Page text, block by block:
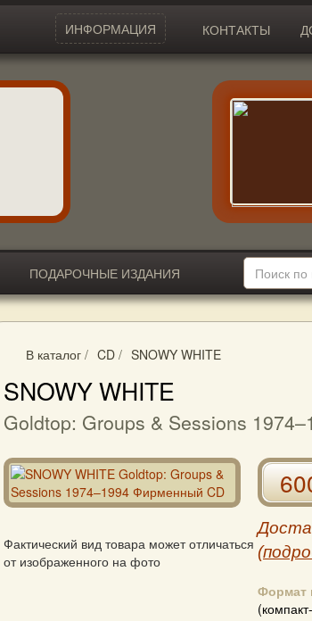
ИНФОРМАЦИЯ КОНТАКТЫ
ПОДАРОЧНЫЕ ИЗДАНИЯ
В каталог / CD / SNOWY WHITE
SNOWY WHITE
Goldtop: Groups & Sessions
Фактический вид товара может отличаться
от изображенного на фото
(
Формат